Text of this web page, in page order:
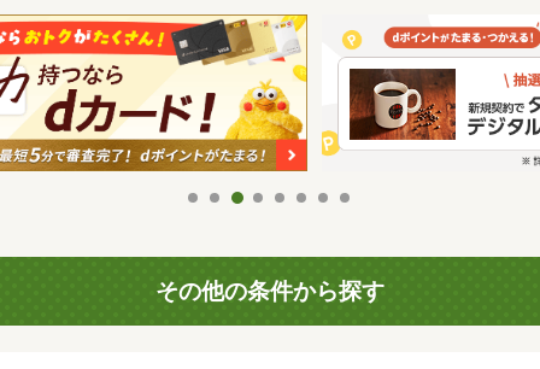
その他の条件から探す